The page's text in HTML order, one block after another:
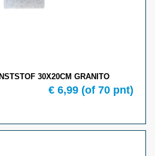
30X20CM GRANITO
€ 6,99 (of 70 pnt)